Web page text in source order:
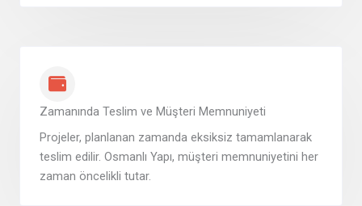
Zamanında Teslim ve Müşteri Memnuniyeti
Projeler, planlanan zamanda eksiksiz tamamlanarak
teslim edilir. Osmanlı Yapı, müşteri memnuniyetini her
zaman öncelikli tutar.